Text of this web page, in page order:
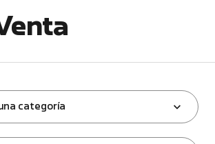
categoría